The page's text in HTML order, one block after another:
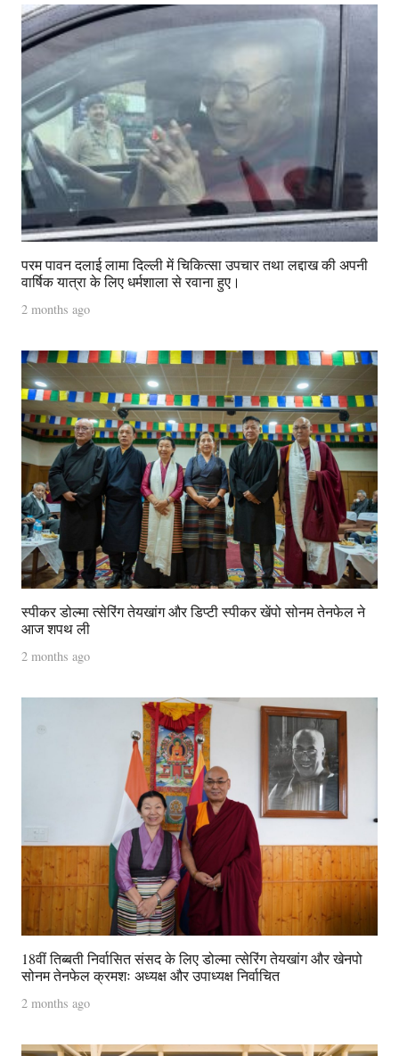
परम पावन दलाई लामा दिल्ली में चिकित्सा उपचार तथा लद्दाख की अपनी
वार्षिक यात्रा के लिए धर्मशाला से रवाना हुए।
2 months ago
स्पीकर डोल्मा त्सेरिंग तेयखांग और डिप्टी स्पीकर खेंपो सोनम तेनफेल ने
आज शपथ ली
2 months ago
18वीं तिब्बती निर्वासित संसद के लिए डोल्मा त्सेरिंग तेयखांग और खेनपो
सोनम तेनफेल क्रमशः अध्यक्ष और उपाध्यक्ष निर्वाचित
2 months ago